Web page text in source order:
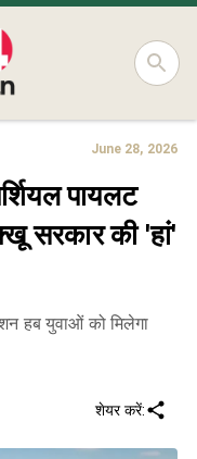
June 28, 2026
पायलट
सरकार की 'हां'
हब युवाओं को मिलेगा
शेयर करें: